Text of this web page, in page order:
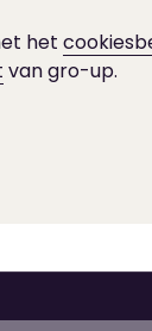
het
van gro-up.